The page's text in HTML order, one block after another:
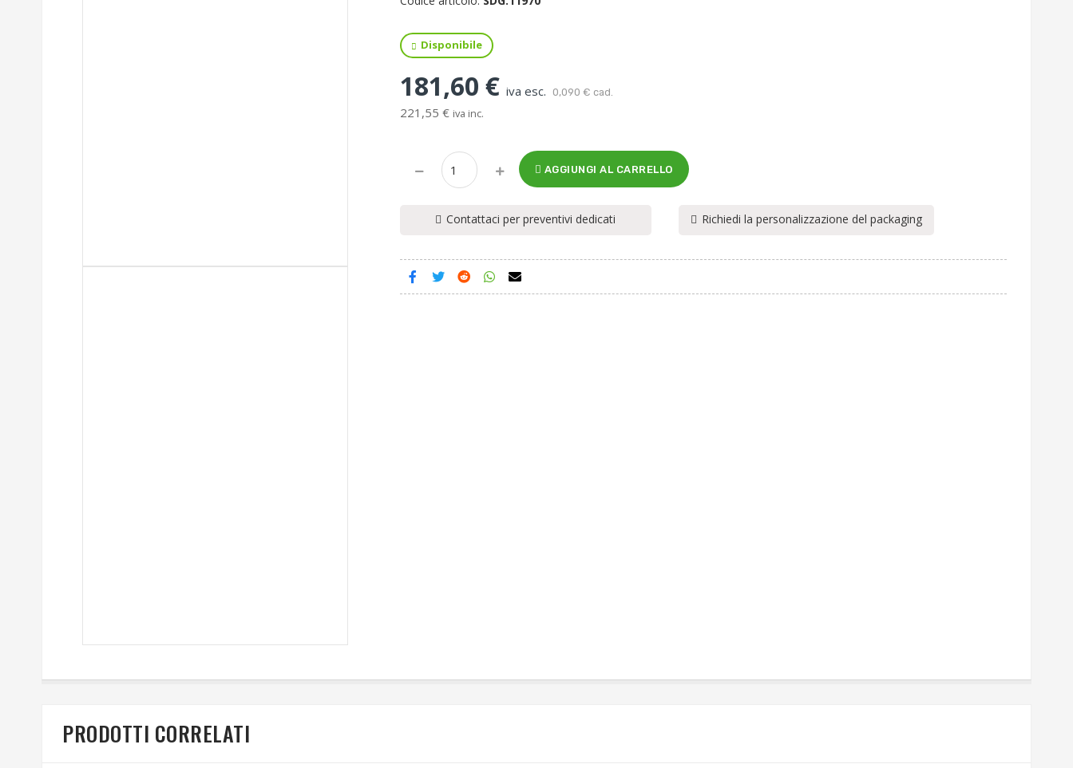
Disponibile
181,60 € iva esc. 0,090 € cad.
221,55 € iva inc.
AGGIUNGI AL CARRELLO
Contattaci per preventivi dedicati Richiedi la personalizzazione del packaging
PRODOTTI CORRELATI